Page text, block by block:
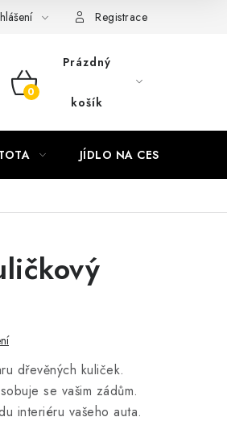
Registrace
NÁKUPNÍ
Prázdný
košík
JÍDLO NA CESTU
dřevěných kuliček.
se vašim zádům.
interiéru vašeho auta.